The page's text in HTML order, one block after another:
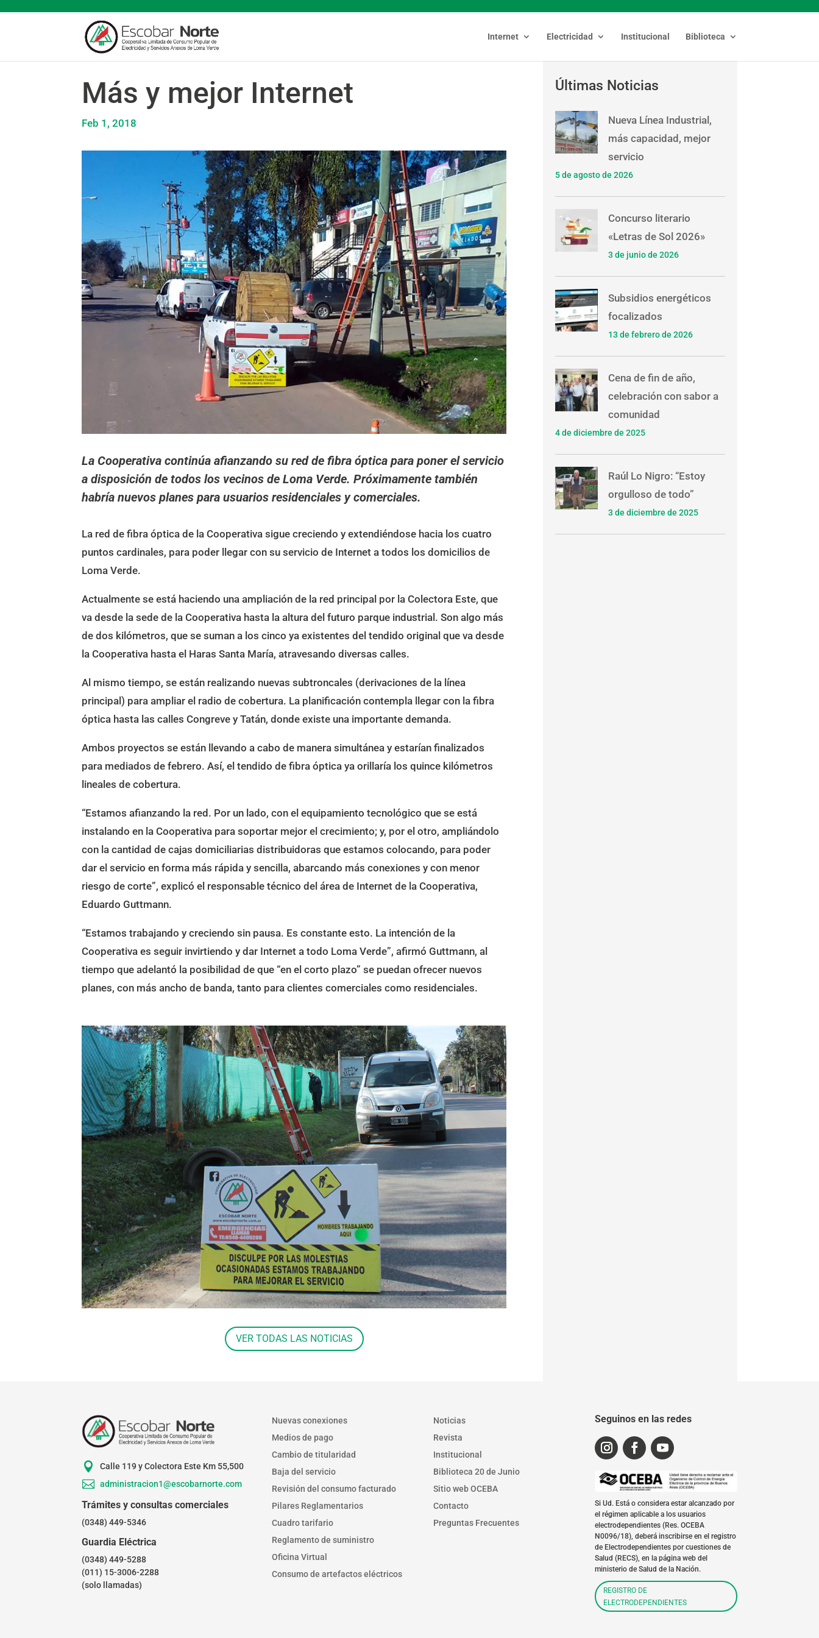
Internet Electricidad Institucional Biblioteca
Más y mejor Internet
Feb 1, 2018
La Cooperativa continúa afianzando su red de fibra óptica para poner el servicio
a disposición de todos los vecinos de Loma Verde. Próximamente también
habría nuevos planes para usuarios residenciales y comerciales.
La red de fibra óptica de la Cooperativa sigue creciendo y extendiéndose hacia los cuatro
puntos cardinales, para poder llegar con su servicio de Internet a todos los domicilios de
Loma Verde.
Actualmente se está haciendo una ampliación de la red principal por la Colectora Este, que
va desde la sede de la Cooperativa hasta la altura del futuro parque industrial. Son algo más
de dos kilómetros, que se suman a los cinco ya existentes del tendido original que va desde
la Cooperativa hasta el Haras Santa María, atravesando diversas calles.
Al mismo tiempo, se están realizando nuevas subtroncales (derivaciones de la línea
principal) para ampliar el radio de cobertura. La planificación contempla llegar con la fibra
óptica hasta las calles Congreve y Tatán, donde existe una importante demanda.
Ambos proyectos se están llevando a cabo de manera simultánea y estarían finalizados
para mediados de febrero. Así, el tendido de fibra óptica ya orillaría los quince kilómetros
lineales de cobertura.
“Estamos afianzando la red. Por un lado, con el equipamiento tecnológico que se está
instalando en la Cooperativa para soportar mejor el crecimiento; y, por el otro, ampliándolo
con la cantidad de cajas domiciliarias distribuidoras que estamos colocando, para poder
dar el servicio en forma más rápida y sencilla, abarcando más conexiones y con menor
riesgo de corte”, explicó el responsable técnico del área de Internet de la Cooperativa,
Eduardo Guttmann.
“Estamos trabajando y creciendo sin pausa. Es constante esto. La intención de la
Cooperativa es seguir invirtiendo y dar Internet a todo Loma Verde”, afirmó Guttmann, al
tiempo que adelantó la posibilidad de que “en el corto plazo” se puedan ofrecer nuevos
planes, con más ancho de banda, tanto para clientes comerciales como residenciales.
VER TODAS LAS NOTICIAS
Últimas Noticias
Nueva Línea Industrial,
más capacidad, mejor
servicio
5 de agosto de 2026
Concurso literario
«Letras de Sol 2026»
3 de junio de 2026
Subsidios energéticos
focalizados
13 de febrero de 2026
Cena de fin de año,
celebración con sabor a
comunidad
4 de diciembre de 2025
Raúl Lo Nigro: “Estoy
orgulloso de todo”
3 de diciembre de 2025
 Calle 119 y Colectora Este Km 55,500
 administracion1@escobarnorte.com
Trámites y consultas comerciales
(0348) 449-5346
Guardia Eléctrica
(0348) 449-5288
(011) 15-3006-2288
(solo llamadas)
Nuevas conexiones
Medios de pago
Cambio de titularidad
Baja del servicio
Revisión del consumo facturado
Pilares Reglamentarios
Cuadro tarifario
Reglamento de suministro
Oficina Virtual
Consumo de artefactos eléctricos
Noticias
Revista
Institucional
Biblioteca 20 de Junio
Sitio web OCEBA
Contacto
Preguntas Frecuentes
Seguinos en las redes
Si Ud. Está o considera estar alcanzado por
el régimen aplicable a los usuarios
electrodependientes (Res. OCEBA
N0096/18), deberá inscribirse en el registro
de Electrodependientes por cuestiones de
Salud (RECS), en la página web del
ministerio de Salud de la Nación.
REGISTRO DE
ELECTRODEPENDIENTES